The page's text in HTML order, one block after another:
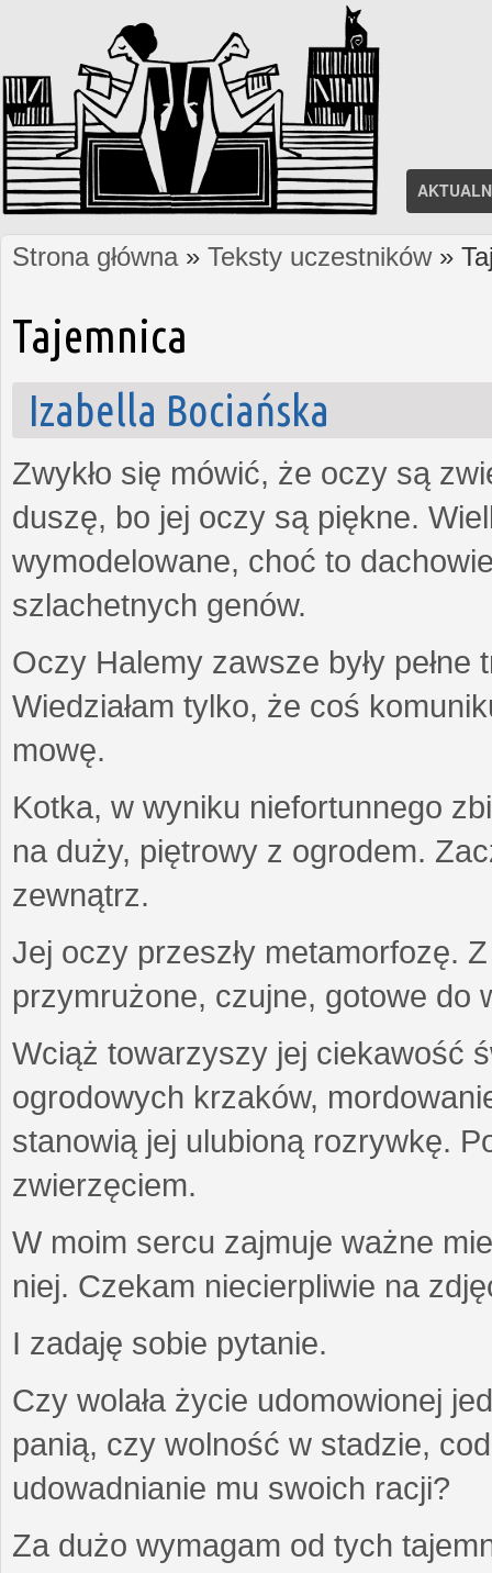
Jesteś tutaj
Strona główna» Teksty uczestników»
Tajemnica
Izabella Bociańska
Zwykło się mówić, że oczy są
duszę, bo jej oczy są piękne.
wymodelowane, choć to
szlachetnych genów.
Oczy Halemy zawsze były
Wiedziałam tylko, że coś
mowę.
Kotka, w wyniku niefortunnego
na duży, piętrowy z ogrodem.
zewnątrz.
Jej oczy przeszły metamorfozę.
przymrużone, czujne, gotowe do
Wciąż towarzyszy jej ciekawość
ogrodowych krzaków,
stanowią jej ulubioną rozrywkę.
zwierzęciem.
W moim sercu zajmuje ważne
niej. Czekam niecierpliwie na
I zadaję sobie pytanie.
Czy wolała życie udomowionej
panią, czy wolność w stadzie,
udowadnianie mu swoich racji?
Za dużo wymagam od tych